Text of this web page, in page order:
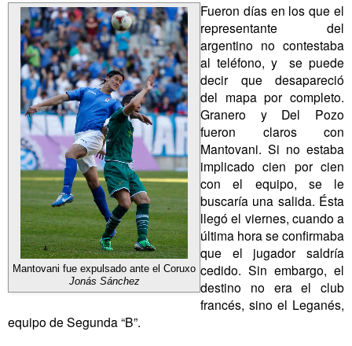
Mantovani fue expulsado ante el Coruxo
Jonás Sánchez
Fueron días en los que el
representante del
argentino no contestaba
al teléfono, y se puede
decir que desapareció
del mapa por completo.
Granero y Del Pozo
fueron claros con
Mantovani. Si no estaba
implicado cien por cien
con el equipo, se le
buscaría una salida. Ésta
llegó el viernes, cuando a
última hora se confirmaba
que el jugador saldría
cedido. Sin embargo, el
destino no era el club
francés, sino el Leganés,
equipo de Segunda “B”.